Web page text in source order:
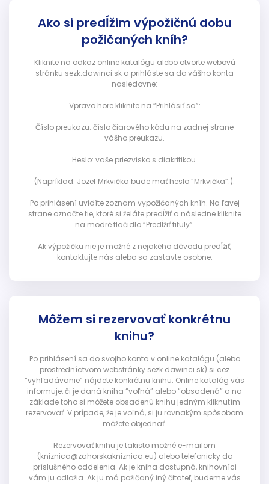
Ako si predĺžim výpožičnú dobu
požičaných kníh?
Kliknite na odkaz online katalógu alebo otvorte webovú
stránku sezk.dawinci.sk a prihláste sa do vášho konta
nasledovne:
Vpravo hore kliknite na “Prihlásiť sa”:
Číslo preukazu: číslo čiarového kódu na zadnej strane
vášho preukazu.
Heslo: vaše priezvisko s diakritikou.
(Napríklad: Jozef Mrkvička bude mať heslo “Mrkvička”.).
Po prihlásení uvidíte zoznam vypožičaných kníh. Na ľavej
strane označte tie, ktoré si želáte predĺžiť a následne kliknite
na modré tlačidlo “Predĺžiť tituly”.
Ak výpožičku nie je možné z nejakého dôvodu predĺžiť,
kontaktujte nás alebo sa zastavte osobne.
Môžem si rezervovať konkrétnu
knihu?
Po prihlásení sa do svojho konta v online katalógu (alebo
prostredníctvom webstránky sezk.dawinci.sk) si cez
“vyhľadávanie” nájdete konkrétnu knihu. Online katalóg vás
informuje, či je daná kniha “voľná” alebo “obsadená” a na
základe toho si môžete obsadenú knihu jedným kliknutím
rezervovať. V prípade, že je voľná, si ju rovnakým spôsobom
môžete objednať.
Rezervovať knihu je takisto možné e-mailom
(kniznica@zahorskakniznica.eu) alebo telefonicky do
príslušného oddelenia. Ak je kniha dostupná, knihovníci
vám ju odložia. Ak ju má požičaný iný čitateľ, budeme vás